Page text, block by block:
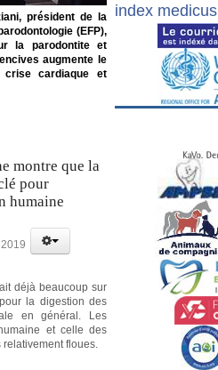
président de la
(EFP),
la parodontite et
augmente le
crise cardiaque et
montre que la
pour
humaine
déjà beaucoup sur
la digestion des
en général. Les
et celle des
floues.
index medicus